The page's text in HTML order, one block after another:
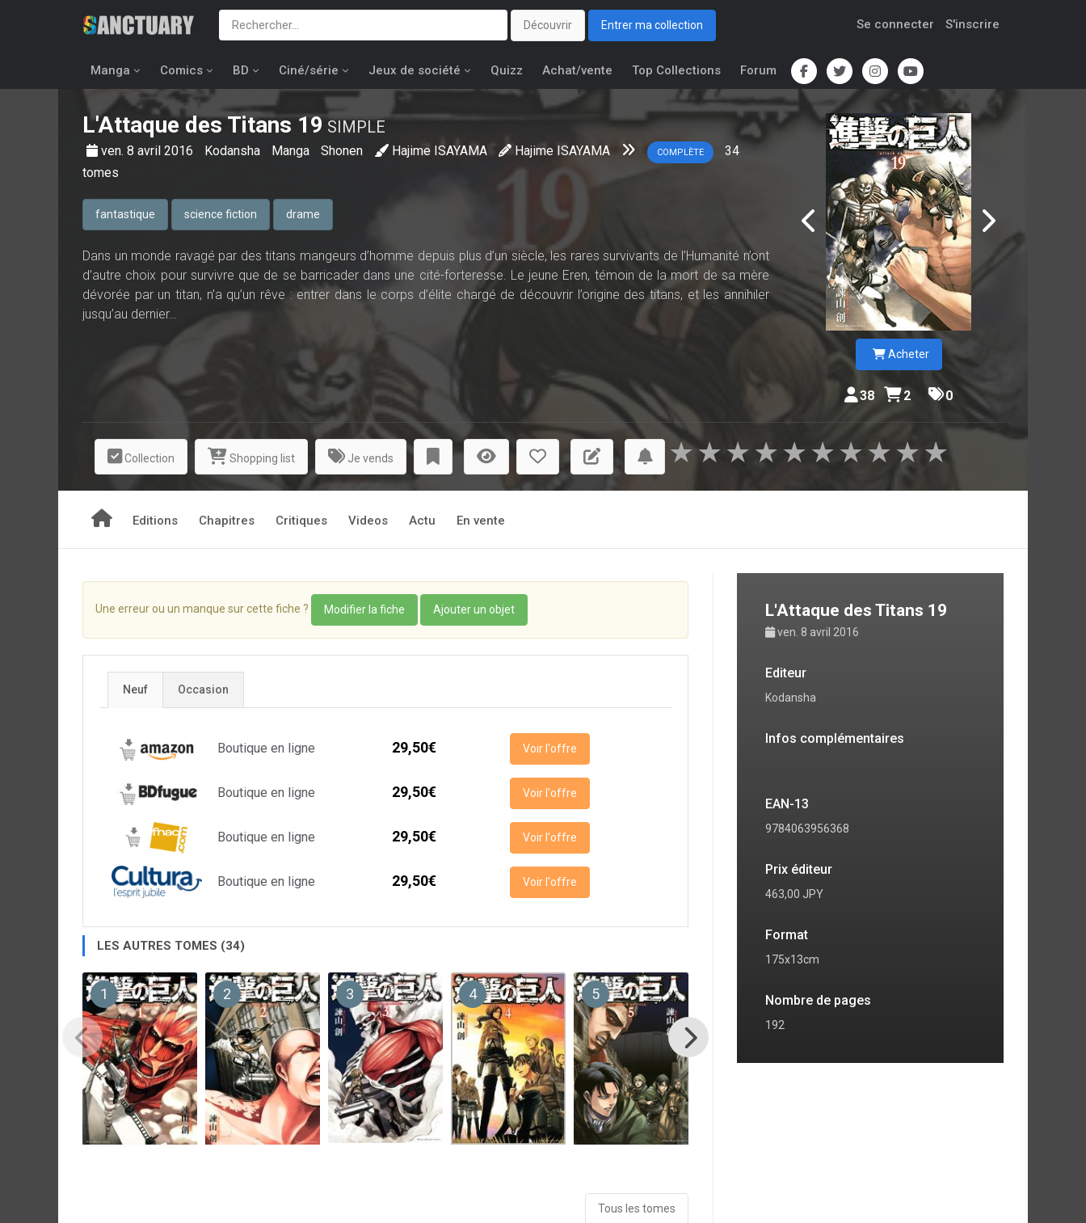
Découvrir Entrer ma collection Se connecter S'inscrire
Manga Comics BD Ciné/série Jeux de société Quizz Achat/vente Top Collections Forum
L'Attaque des Titans 19 SIMPLE
ven. 8 avril 2016 Kodansha Manga Shonen Hajime ISAYAMA Hajime ISAYAMA COMPLÈTE
34
tomes
fantastique science fiction drame
Dans un monde ravagé par des titans mangeurs d’homme depuis plus d’un siècle, les rares survivants de l’Humanité n’ont
d’autre choix pour survivre que de se barricader dans une cité-forteresse. Le jeune Eren, témoin de la mort de sa mère
dévorée par un titan, n’a qu’un rêve : entrer dans le corps d’élite chargé de découvrir l’origine des titans, et les annihiler
jusqu’au dernier…
Acheter
38 2 0
Collection Shopping list Je vends ★
★
★
★
★
★
★
★
★
★
Editions Chapitres Critiques Videos Actu En vente
Une erreur ou un manque sur cette fiche ? Modifier la fiche Ajouter un objet
Neuf Occasion
Boutique en ligne 29,50€ Voir l'offre
Boutique en ligne 29,50€ Voir l'offre
Boutique en ligne 29,50€ Voir l'offre
Boutique en ligne 29,50€ Voir l'offre
LES AUTRES TOMES (34)
1 2 3 4 5 7
Tous les tomes
L'Attaque des Titans 19
ven. 8 avril 2016
Editeur
Kodansha
Infos complémentaires
EAN-13
9784063956368
Prix éditeur
463,00 JPY
Format
175x13cm
Nombre de pages
192